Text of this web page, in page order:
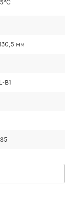
мм
B1